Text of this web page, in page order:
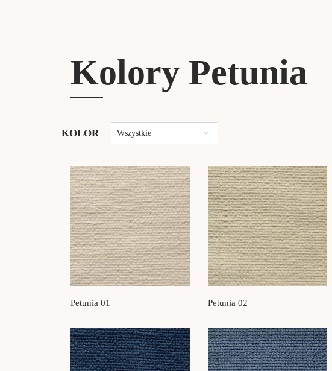
Kolory Petunia
KOLOR Wszystkie
Petunia 01 Petunia 02